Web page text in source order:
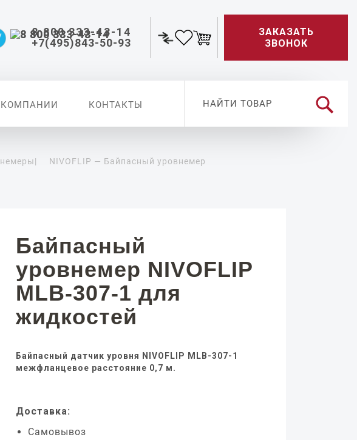
8 800 333-43-14
+7(495)843-50-93
ЗАКАЗАТЬ
ЗВОНОК
КОМПАНИИ КОНТАКТЫ
| NIVOFLIP — Байпасный уровнемер
Байпасный
уровнемер NIVOFLIP
MLB-307-1 для
жидкостей
Байпасный датчик уровня NIVOFLIP MLB-307-1
межфланцевое расстояние 0,7 м.
Доставка:
Самовывоз